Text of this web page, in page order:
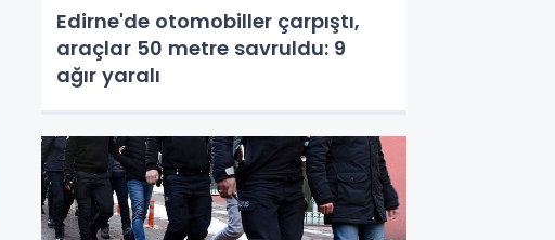
Edirne'de otomobiller çarpıştı,
araçlar 50 metre savruldu: 9
ağır yaralı